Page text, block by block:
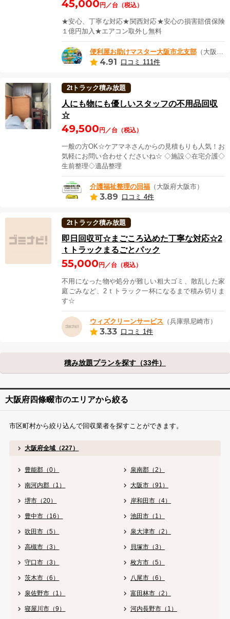
45,000 円／台（税込）
★安心、丁寧な対応★関西対応★安心の損害賠償保険
１億円加入★エアコン取外し無料
便利屋お助けマスター大阪市北支部 （大阪府大阪市）
4.91 口コミ 111件
2tトラック積み放題
人にも物にも優しいスタッフの不用品回収
☆
49,500 円／台（税込）
一般の方OK☆ケアマネさんからの見積もりも人気！お
気軽にお問い合わせくださいね☆ ◇施設◇在宅介護◇
生前整理◇遺品整理
介護福祉整理の回福 （大阪府大阪市）
3.89 口コミ 4件
2tトラック積み放題
即日回収可☆まごころ込めた丁寧な対応☆2
ｔトラックまるごとパック
55,000 円／台（税込）
不用になった物や処分が難しい粗大ゴミ、散乱した家
庭ごみなど、2ｔトラック一杯になるまで積み切りま
す☆
ウィズクリーンサービス （兵庫県尼崎市）
3.33 口コミ 1件
積み放題プランを探す（33件）
大阪府四條畷市のエリアから絞る
市区町村から絞り込んで回収業者を探すことができます。
大阪府全域（227）
豊能郡（0） 泉南郡（2）
南河内郡（1） 大阪市（91）
堺市（20） 岸和田市（4）
豊中市（16） 池田市（1）
吹田市（5） 泉大津市（2）
高槻市（3） 貝塚市（3）
守口市（3） 枚方市（5）
茨木市（6） 八尾市（6）
泉佐野市（1） 富田林市（2）
寝屋川市（9） 河内長野市（1）